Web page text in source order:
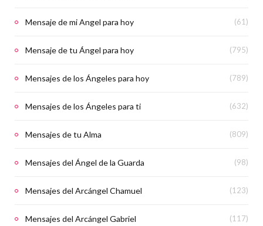
Mensaje de mi Angel para hoy (61)
Mensaje de tu Ángel para hoy (795)
Mensajes de los Ángeles para hoy (789)
Mensajes de los Ángeles para ti (632)
Mensajes de tu Alma (809)
Mensajes del Ángel de la Guarda (98)
Mensajes del Arcángel Chamuel (123)
Mensajes del Arcángel Gabriel (117)